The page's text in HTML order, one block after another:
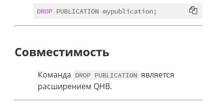
DROP
Совместимость
Команда DROP PUBLICATION является
расширением QHB.